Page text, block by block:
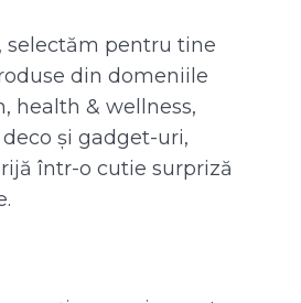
selectăm pentru tine
din domeniile
health & wellness,
și gadget-uri,
într-o cutie surpriză